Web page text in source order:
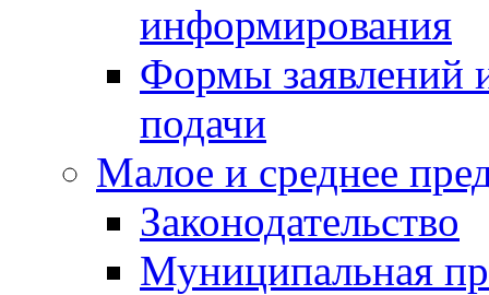
информирования
Формы заявлений
подачи
Малое и среднее
Законодательство
Муниципальная